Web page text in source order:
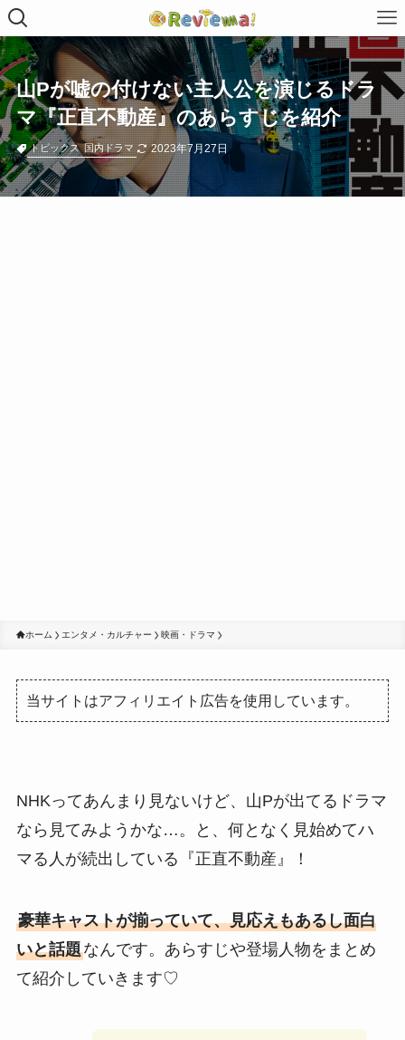
山Pが嘘の付けない主人公を演じるドラ
マ『正直不動産』のあらすじを紹介
トピックス 国内ドラマ 2023年7月27日
ホーム エンタメ・カルチャー 映画・ドラマ
当サイトはアフィリエイト広告を使用しています。
NHKってあんまり見ないけど、山Pが出てるドラマ
なら見てみようかな…。と、何となく見始めてハ
マる人が続出している『正直不動産』！
豪華キャストが揃っていて、見応えもあるし面白
いと話題なんです。あらすじや登場人物をまとめ
て紹介していきます♡